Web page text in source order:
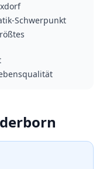
Schwerpunkt